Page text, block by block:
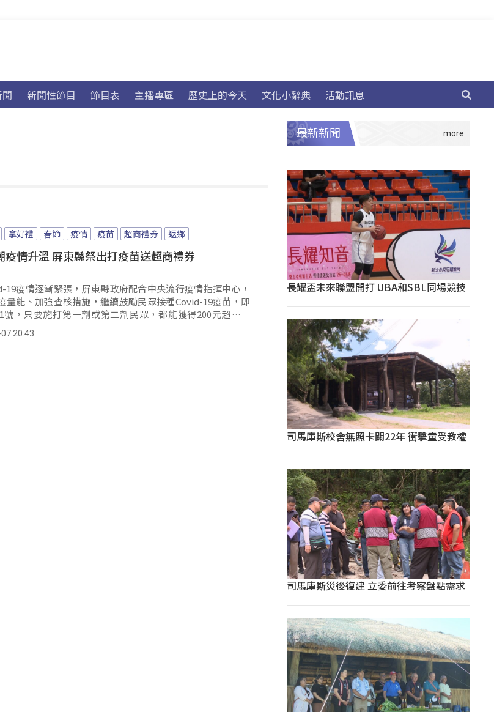
新聞性節目 節目表 主播專區 歷史上的今天 文化小辭典 活動訊息
拿好禮 春節 疫情 疫苗 超商禮券 返鄉
疫情升溫 屏東縣祭出打疫苗送超商禮券
19疫情逐漸緊張，屏東縣政府配合中央流行疫情指揮中心，
量能、加強查核措施，繼續鼓勵民眾接種Covid-19疫苗，即
號，只要施打第一劑或第二劑民眾，都能獲得200元超商禮
20:43
最新新聞
長耀盃未來聯盟開打 UBA和SBL同場競技
司馬庫斯校舍無照卡關22年 衝擊童受教權
司馬庫斯災後復建 立委前往考察盤點需求